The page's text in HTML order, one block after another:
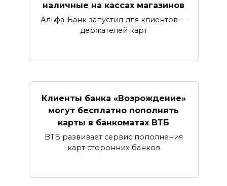
наличные ​на кассах магазинов​
Альфа-Банк запустил для клиентов —
держателей карт
Клиенты банка «Возрождение»
могут бесплатно пополнять
карты в банкоматах ВТБ
ВТБ развивает сервис пополнения
карт сторонних банков